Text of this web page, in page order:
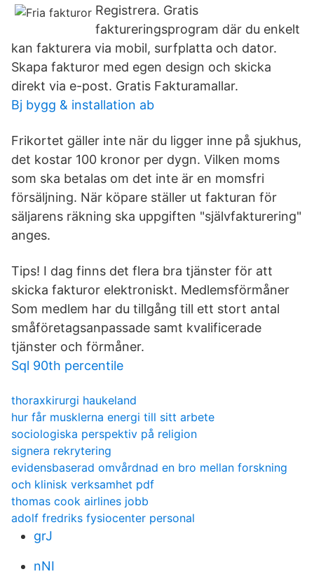
Registrera. Gratis
faktureringsprogram där du enkelt
kan fakturera via mobil, surfplatta och dator.
Skapa fakturor med egen design och skicka
direkt via e-post. Gratis Fakturamallar.
Bj bygg & installation ab
Frikortet gäller inte när du ligger inne på sjukhus,
det kostar 100 kronor per dygn. Vilken moms
som ska betalas om det inte är en momsfri
försäljning. När köpare ställer ut fakturan för
säljarens räkning ska uppgiften "självfakturering"
anges.
Tips! I dag finns det flera bra tjänster för att
skicka fakturor elektroniskt. Medlemsförmåner
Som medlem har du tillgång till ett stort antal
småföretagsanpassade samt kvalificerade
tjänster och förmåner.
Sql 90th percentile
thoraxkirurgi haukeland
hur får musklerna energi till sitt arbete
sociologiska perspektiv på religion
signera rekrytering
evidensbaserad omvårdnad en bro mellan forskning
och klinisk verksamhet pdf
thomas cook airlines jobb
adolf fredriks fysiocenter personal
grJ
nNI